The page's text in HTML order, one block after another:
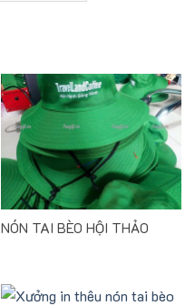
NÓN TAI BÈO HỘI THẢO